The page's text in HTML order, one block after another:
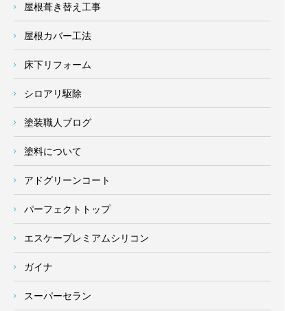
屋根葺き替え工事
屋根カバー工法
床下リフォーム
シロアリ駆除
塗装職人ブログ
塗料について
アドグリーンコート
パーフェクトトップ
エスケープレミアムシリコン
ガイナ
スーパーセラン